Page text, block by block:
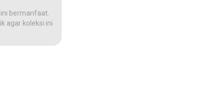
bermanfaat.
agar koleksi ini